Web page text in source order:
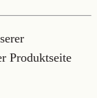
Produktseite